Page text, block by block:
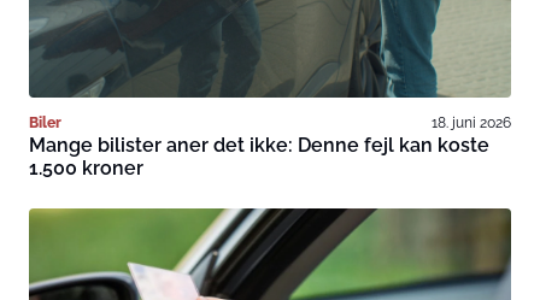
Biler 18. juni 2026
Mange bilister aner det ikke: Denne fejl kan koste
1.500 kroner